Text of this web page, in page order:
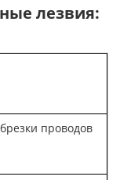
лезвия:
проводов